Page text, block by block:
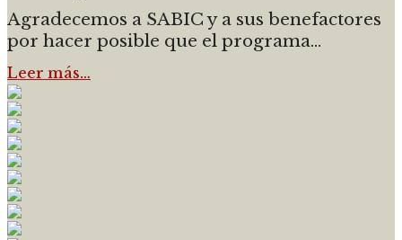
Agradecemos a SABIC y a sus benefactores
por hacer posible que el programa...
Leer más…